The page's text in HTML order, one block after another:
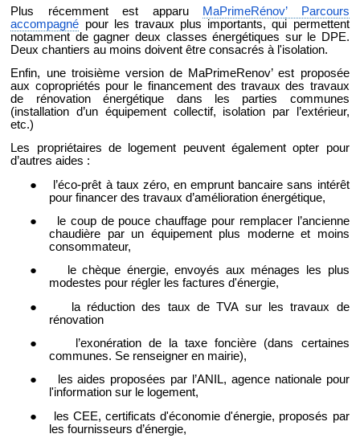
Plus récemment est apparu
MaPrimeRénov’ Parcours
accompagné pour les travaux plus importants, qui permettent
notamment de gagner deux classes énergétiques sur le DPE.
Deux chantiers au moins doivent être consacrés à l'isolation.
Enfin, une troisième version de MaPrimeRenov’ est proposée
aux copropriétés pour le financement des travaux des travaux
de rénovation énergétique dans les parties communes
(installation d’un équipement collectif, isolation par l’extérieur,
etc.)
Les propriétaires de logement peuvent également opter pour
d’autres aides :
●
l’éco-prêt à taux zéro, en emprunt bancaire sans intérêt
pour financer des travaux d’amélioration énergétique,
●
le coup de pouce chauffage pour remplacer l’ancienne
chaudière par un équipement plus moderne et moins
consommateur,
●
le chèque énergie, envoyés aux ménages les plus
modestes pour régler les factures d'énergie,
●
la réduction des taux de TVA sur les travaux de
rénovation
●
l’exonération de la taxe foncière (dans certaines
communes. Se renseigner en mairie),
●
les aides proposées par l’ANIL, agence nationale pour
l'information sur le logement,
●
les CEE, certificats d'économie d'énergie, proposés par
les fournisseurs d’énergie,